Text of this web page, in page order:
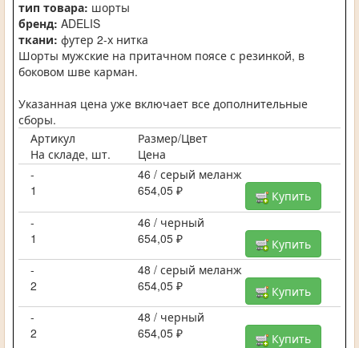
тип товара: шорты
бренд: ADELIS
ткани: футер 2-х нитка
Шорты мужские на притачном поясе с резинкой, в
боковом шве карман.
Указанная цена уже включает все дополнительные
сборы.
Артикул
Размер/Цвет
На складе, шт.
Цена
-
46 / серый меланж
1
654,05 ₽
Купить
-
46 / черный
1
654,05 ₽
Купить
-
48 / серый меланж
2
654,05 ₽
Купить
-
48 / черный
2
654,05 ₽
Купить